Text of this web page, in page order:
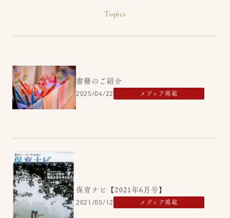
Topics
書籍のご紹介
2025/04/22 メディア掲載
保育ナビ【2021年6月号】
2021/05/12 メディア掲載